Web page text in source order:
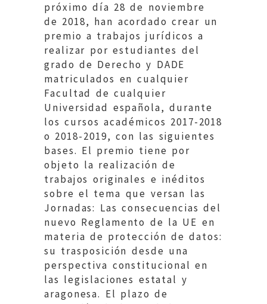
próximo día 28 de noviembre
de 2018, han acordado crear un
premio a trabajos jurídicos a
realizar por estudiantes del
grado de Derecho y DADE
matriculados en cualquier
Facultad de cualquier
Universidad española, durante
los cursos académicos 2017-2018
o 2018-2019, con las siguientes
bases. El premio tiene por
objeto la realización de
trabajos originales e inéditos
sobre el tema que versan las
Jornadas: Las consecuencias del
nuevo Reglamento de la UE en
materia de protección de datos:
su trasposición desde una
perspectiva constitucional en
las legislaciones estatal y
aragonesa. El plazo de